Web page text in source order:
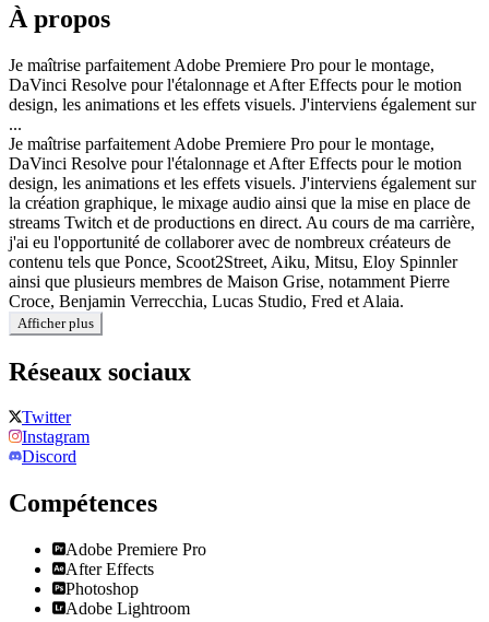
À propos
Je maîtrise parfaitement Adobe Premiere Pro pour le montage,
DaVinci Resolve pour l'étalonnage et After Effects pour le motion
design, les animations et les effets visuels. J'interviens également sur
...
Je maîtrise parfaitement Adobe Premiere Pro pour le montage,
DaVinci Resolve pour l'étalonnage et After Effects pour le motion
design, les animations et les effets visuels. J'interviens également sur
la création graphique, le mixage audio ainsi que la mise en place de
streams Twitch et de productions en direct. Au cours de ma carrière,
j'ai eu l'opportunité de collaborer avec de nombreux créateurs de
contenu tels que Ponce, Scoot2Street, Aiku, Mitsu, Eloy Spinnler
ainsi que plusieurs membres de Maison Grise, notamment Pierre
Croce, Benjamin Verrecchia, Lucas Studio, Fred et Alaia.
Afficher plus
Réseaux sociaux
Twitter
Instagram
Discord
Compétences
Adobe Premiere Pro
After Effects
Photoshop
Adobe Lightroom